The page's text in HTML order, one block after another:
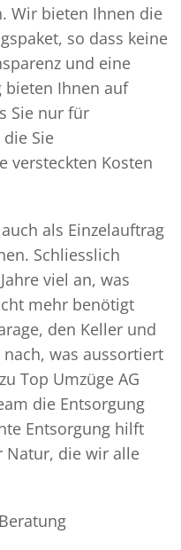
Wir bieten Ihnen die
so dass keine
und eine
bieten Ihnen auf
Sie nur für
Sie
versteckten Kosten
als Einzelauftrag
Schliesslich
viel an, was
mehr benötigt
den Keller und
was aussortiert
Top Umzüge AG
die Entsorgung
Entsorgung hilft
Natur, die wir alle